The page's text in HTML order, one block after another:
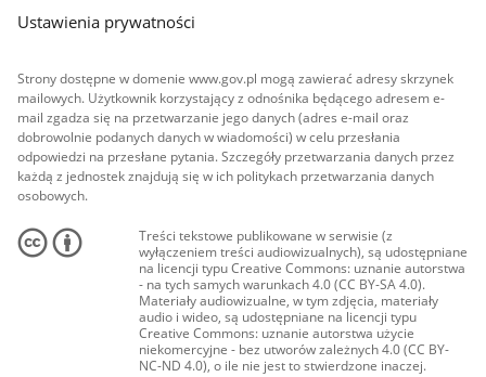
Ustawienia prywatności
Strony dostępne w domenie www.gov.pl mogą zawierać adresy skrzynek
mailowych. Użytkownik korzystający z odnośnika będącego adresem e-
mail zgadza się na przetwarzanie jego danych (adres e-mail oraz
dobrowolnie podanych danych w wiadomości) w celu przesłania
odpowiedzi na przesłane pytania. Szczegóły przetwarzania danych przez
każdą z jednostek znajdują się w ich politykach przetwarzania danych
osobowych.
Treści tekstowe publikowane w serwisie (z
wyłączeniem treści audiowizualnych), są udostępniane
na licencji typu Creative Commons: uznanie autorstwa
- na tych samych warunkach 4.0 (CC BY-SA 4.0).
Materiały audiowizualne, w tym zdjęcia, materiały
audio i wideo, są udostępniane na licencji typu
Creative Commons: uznanie autorstwa użycie
niekomercyjne - bez utworów zależnych 4.0 (CC BY-
NC-ND 4.0), o ile nie jest to stwierdzone inaczej.